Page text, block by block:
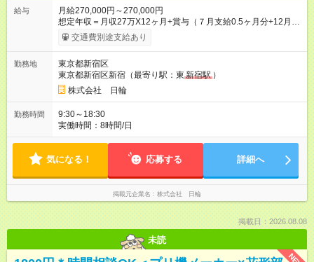
給与
月給270,000円～270,000円
想定年収＝月収27万X12ヶ月+賞与（７月支給0.5ヶ月分+12月支
給0.5ヶ月分） 【試用期間】試用期間あり 試用期間の長さ：1週
間 雇用形態、給与は本採用時と同じです。
交通費別途支給あり
勤務地
東京都新宿区
東京都新宿区新宿（最寄り駅：東 新宿駅 ）
株式会社 日輪
勤務時間
9:30～18:30
実働時間：8時間/日
気になる！ 応募する 詳細へ
掲載元企業名 株式会社 日輪
掲載日：2026.08.08
未読